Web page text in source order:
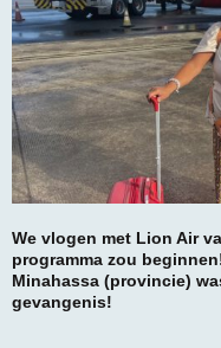
We vlogen met Lion Air
programma zou
Minahassa (provincie)
gevangenis!